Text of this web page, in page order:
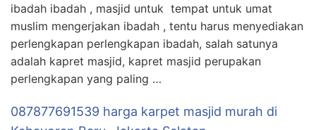
ibadah ibadah , masjid untuk tempat untuk umat
muslim mengerjakan ibadah , tentu harus menyediakan
perlengkapan perlengkapan ibadah, salah satunya
adalah kapret masjid, kapret masjid perupakan
perlengkapan yang paling …
087877691539 harga karpet masjid murah di